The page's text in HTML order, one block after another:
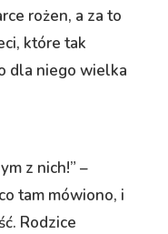
rożen, a za to
które tak
dla niego wielka
z nich!” –
tam mówiono, i
Rodzice